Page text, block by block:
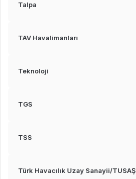
Talpa
TAV Havalimanları
Teknoloji
TGS
TSS
Türk Havacılık Uzay Sanayii/TUSAŞ